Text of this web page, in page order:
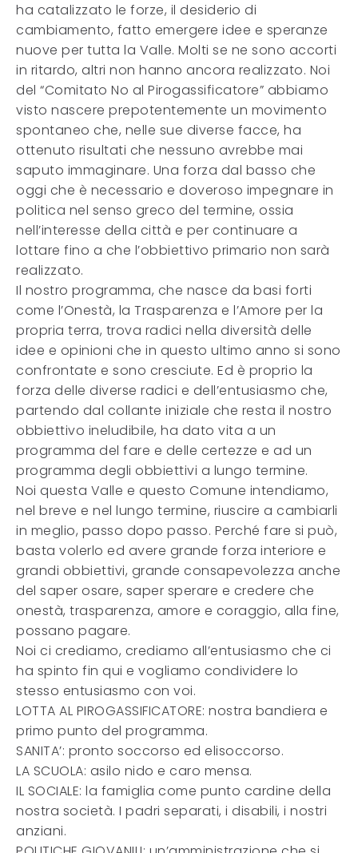
ha catalizzato le forze, il desiderio di
cambiamento, fatto emergere idee e speranze
nuove per tutta la Valle. Molti se ne sono accorti
in ritardo, altri non hanno ancora realizzato. Noi
del “Comitato No al Pirogassificatore” abbiamo
visto nascere prepotentemente un movimento
spontaneo che, nelle sue diverse facce, ha
ottenuto risultati che nessuno avrebbe mai
saputo immaginare. Una forza dal basso che
oggi che è necessario e doveroso impegnare in
politica nel senso greco del termine, ossia
nell’interesse della città e per continuare a
lottare fino a che l’obbiettivo primario non sarà
realizzato.
Il nostro programma, che nasce da basi forti
come l’Onestà, la Trasparenza e l’Amore per la
propria terra, trova radici nella diversità delle
idee e opinioni che in questo ultimo anno si sono
confrontate e sono cresciute. Ed è proprio la
forza delle diverse radici e dell’entusiasmo che,
partendo dal collante iniziale che resta il nostro
obbiettivo ineludibile, ha dato vita a un
programma del fare e delle certezze e ad un
programma degli obbiettivi a lungo termine.
Noi questa Valle e questo Comune intendiamo,
nel breve e nel lungo termine, riuscire a cambiarli
in meglio, passo dopo passo. Perché fare si può,
basta volerlo ed avere grande forza interiore e
grandi obbiettivi, grande consapevolezza anche
del saper osare, saper sperare e credere che
onestà, trasparenza, amore e coraggio, alla fine,
possano pagare.
Noi ci crediamo, crediamo all’entusiasmo che ci
ha spinto fin qui e vogliamo condividere lo
stesso entusiasmo con voi.
LOTTA AL PIROGASSIFICATORE: nostra bandiera e
primo punto del programma.
SANITA’: pronto soccorso ed elisoccorso.
LA SCUOLA: asilo nido e caro mensa.
IL SOCIALE: la famiglia come punto cardine della
nostra società. I padri separati, i disabili, i nostri
anziani.